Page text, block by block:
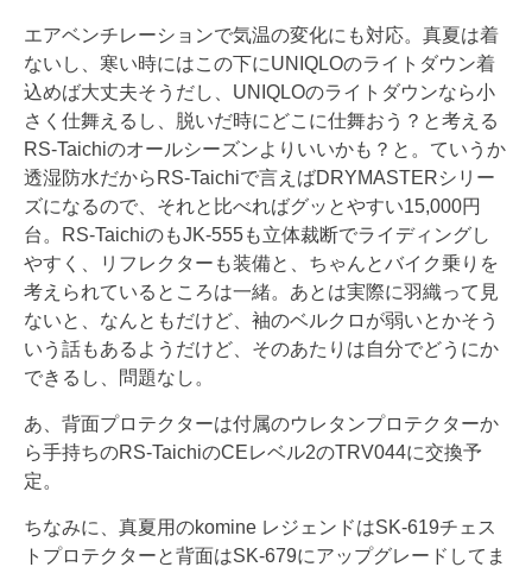
エアベンチレーションで気温の変化にも対応。真夏は着
ないし、寒い時にはこの下にUNIQLOのライトダウン着
込めば大丈夫そうだし、UNIQLOのライトダウンなら小
さく仕舞えるし、脱いだ時にどこに仕舞おう？と考える
RS-Taichiのオールシーズンよりいいかも？と。ていうか
透湿防水だからRS-Taichiで言えばDRYMASTERシリー
ズになるので、それと比べればグッとやすい15,000円
台。RS-TaichiのもJK-555も立体裁断でライディングし
やすく、リフレクターも装備と、ちゃんとバイク乗りを
考えられているところは一緒。あとは実際に羽織って見
ないと、なんともだけど、袖のベルクロが弱いとかそう
いう話もあるようだけど、そのあたりは自分でどうにか
できるし、問題なし。
あ、背面プロテクターは付属のウレタンプロテクターか
ら手持ちのRS-TaichiのCEレベル2のTRV044に交換予
定。
ちなみに、真夏用のkomine レジェンドはSK-619チェス
トプロテクターと背面はSK-679にアップグレードしてま